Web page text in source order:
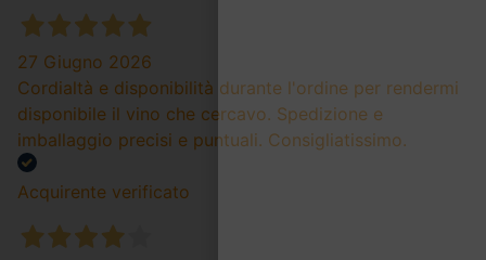
27 Giugno 2026
Cordialtà e disponibilità durante l'ordine per rendermi
disponibile il vino che cercavo. Spedizione e
imballaggio precisi e puntuali. Consigliatissimo.
Acquirente verificato